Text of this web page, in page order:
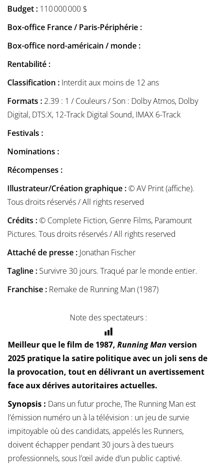
Budget : 110 000 000 $
Box-office France / Paris-Périphérie :
Box-office nord-américain / monde :
Rentabilité :
Classification : Interdit aux moins de 12 ans
Formats : 2.39 : 1 / Couleurs / Son : Dolby Atmos, Dolby
Digital, DTS:X, 12-Track Digital Sound, IMAX 6-Track
Festivals :
Nominations :
Récompenses :
Illustrateur/Création graphique :© AV Print (affiche).
Tous droits réservés / All rights reserved
Crédits :© Complete Fiction, Genre Films, Paramount
Pictures. Tous droits réservés / All rights reserved
Attaché de presse : Jonathan Fischer
Tagline : Survivre 30 jours. Traqué par le monde entier.
Franchise : Remake de Running Man (1987)
Note des spectateurs :
Meilleur que le film de 1987, Running Man version
2025 pratique la satire politique avec un joli sens de
la provocation, tout en délivrant un avertissement
face aux dérives autoritaires actuelles.
Synopsis : Dans un futur proche, The Running Man est
l’émission numéro un à la télévision : un jeu de survie
impitoyable où des candidats, appelés les Runners,
doivent échapper pendant 30 jours à des tueurs
professionnels, sous l’œil avide d’un public captivé.